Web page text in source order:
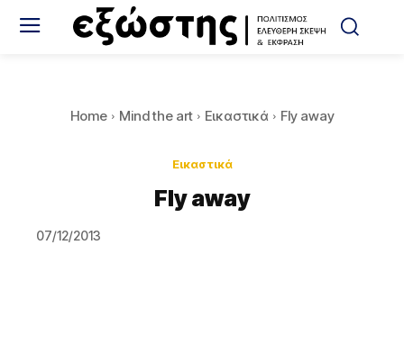
Home Mind the art Εικαστικά Fly away
Εικαστικά
Fly away
07/12/2013